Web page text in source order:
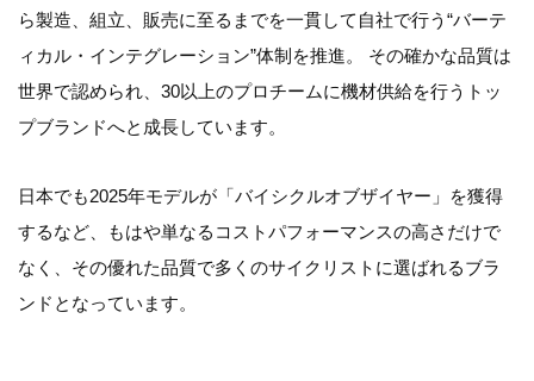
ら製造、組立、販売に至るまでを一貫して自社で行う“バーテ
ィカル・インテグレーション”体制を推進。 その確かな品質は
世界で認められ、30以上のプロチームに機材供給を行うトッ
プブランドへと成長しています。
日本でも2025年モデルが「バイシクルオブザイヤー」を獲得
するなど、もはや単なるコストパフォーマンスの高さだけで
なく、その優れた品質で多くのサイクリストに選ばれるブラ
ンドとなっています。